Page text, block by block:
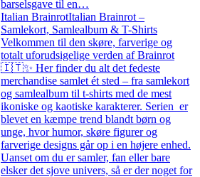
barselsgave til en…
Italian BrainrotItalian Brainrot –
Samlekort, Samlealbum & T-Shirts
Velkommen til den skøre, farverige og
totalt uforudsigelige verden af Brainrot
🇮🇹✨ Her finder du alt det fedeste
merchandise samlet ét sted – fra samlekort
og samlealbum til t-shirts med de mest
ikoniske og kaotiske karakterer. Serien er
blevet en kæmpe trend blandt børn og
unge, hvor humor, skøre figurer og
farverige designs går op i en højere enhed.
Uanset om du er samler, fan eller bare
elsker det sjove univers, så er der noget for